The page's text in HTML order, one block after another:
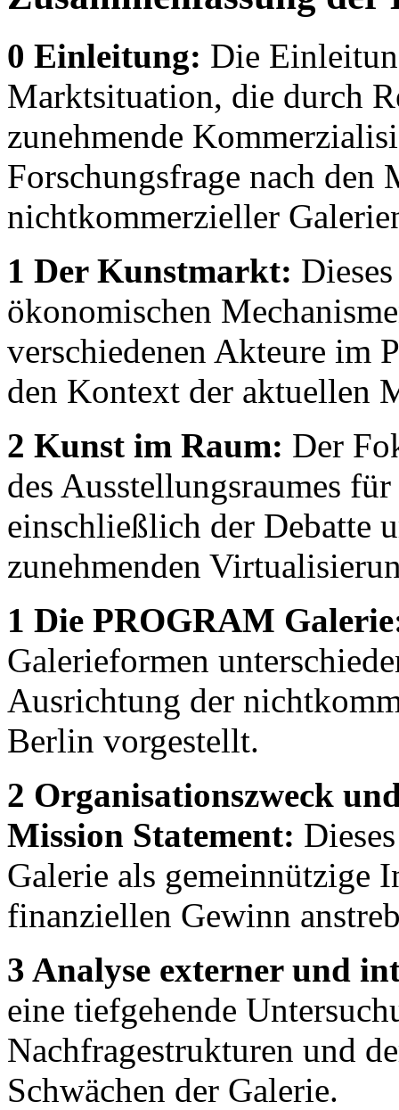
0 Einleitung: Die
Marktsituation, die durch
zunehmende
Forschungsfrage nach den
nichtkommerzieller
1 Der Kunstmarkt:
ökonomischen
verschiedenen Akteure im
den Kontext der aktuellen
2 Kunst im Raum: Der
des Ausstellungsraumes
einschließlich der Debatte
zunehmenden
1 Die PROGRAM
Galerieformen
Ausrichtung der
Berlin vorgestellt.
2 Organisationszweck
Mission Statement:
Galerie als gemeinnützige
finanziellen Gewinn
3 Analyse externer und
eine tiefgehende
Nachfragestrukturen und
Schwächen der Galerie.